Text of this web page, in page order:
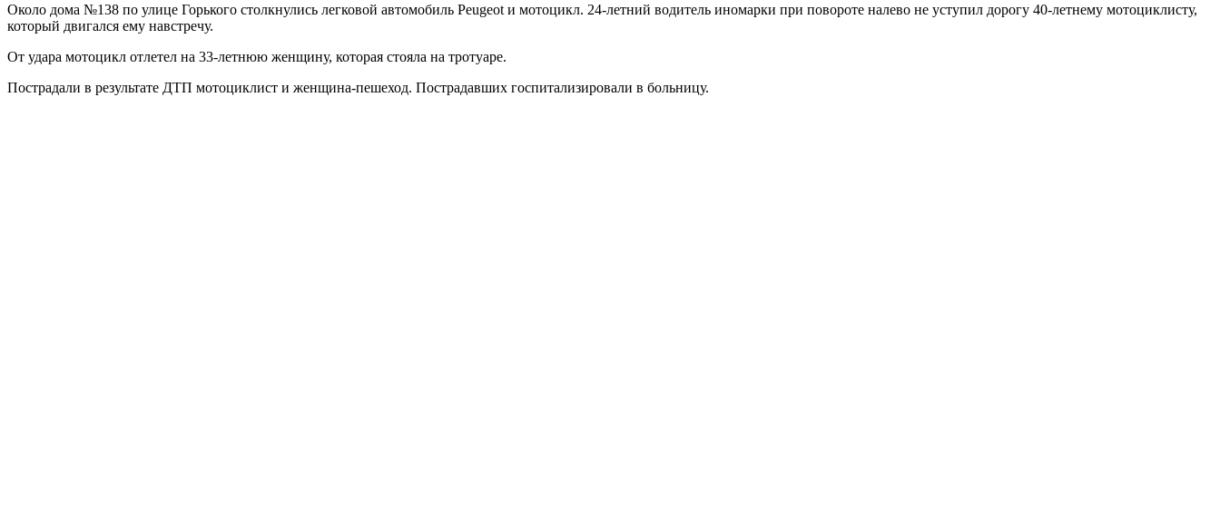
Около дома №138 по улице Горького столкнулись легковой автомобиль Peugeot и мотоцикл. 24-летний водитель иномарки при повороте налево не уступил дорогу 40-летнему мотоциклисту,
который двигался ему навстречу.
От удара мотоцикл отлетел на 33-летнюю женщину, которая стояла на тротуаре.
Пострадали в результате ДТП мотоциклист и женщина-пешеход. Пострадавших госпитализировали в больницу.